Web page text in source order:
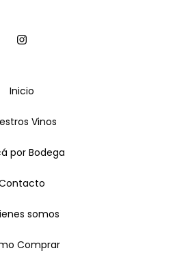
Inicio
Vinos
por Bodega
somos
Comprar